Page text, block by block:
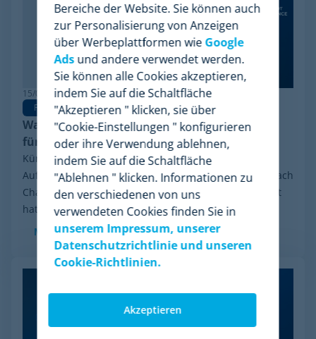
15/06/2026
Pricing Software
Warum Minderest die beste Wiser Alternative
für Pricing Intelligence ist
Kürzlich sorgte eine Entwicklung in der Branche für
Aufsehen: das finanzielle Reorganisationsverfahren nach
Chapter 11, das Wiser Solutions in den USA eingeleitet
hat. Auch wenn diese Maßnahme weder...
Mehr sehen
Bereiche der Website. Sie können auch
zur Personalisierung von Anzeigen
über Werbeplattformen wie Google
Adsund andere verwendet werden.
Sie können alle Cookies akzeptieren,
indem Sie auf die Schaltfläche
"Akzeptieren " klicken, sie über
"Cookie-Einstellungen " konfigurieren
oder ihre Verwendung ablehnen,
indem Sie auf die Schaltfläche
"Ablehnen " klicken. Informationen zu
den verschiedenen von uns
verwendeten Cookies finden Sie in
unserem Impressum, unserer
Datenschutzrichtlinie und unseren
Cookie-Richtlinien.
Akzeptieren